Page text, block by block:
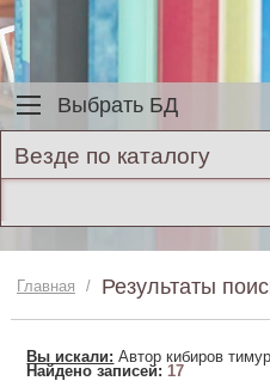
Выбрать БД
Везде по каталогу
Главная / Результаты
Вы искали: Автор кибиров тимур
Найдено записей:17